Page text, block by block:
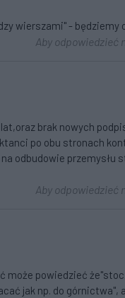
wierszami" - będziemy
Aby odpowiedzieć
brak nowych
po obu stronach
odbudowie przemysłu
Aby odpowiedzieć
może powiedzieć
jak np. do górnictwa",